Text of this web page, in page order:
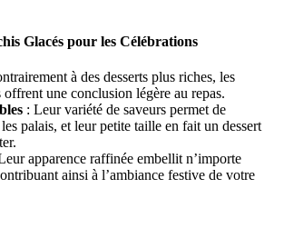
Glacés pour les Célébrations
à des desserts plus riches, les
offrent une conclusion légère au repas.
: Leur variété de saveurs permet de
palais, et leur petite taille en fait un dessert
apparence raffinée embellit n’importe
ainsi à l’ambiance festive de votre